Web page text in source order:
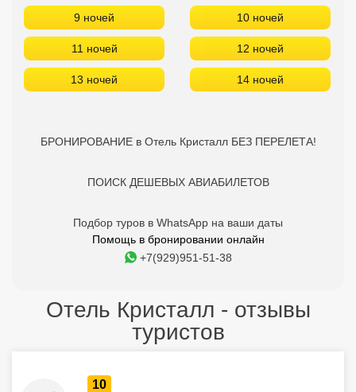
9 ночей 10 ночей
11 ночей 12 ночей
13 ночей 14 ночей
БРОНИРОВАНИЕ в Отель Кристалл БЕЗ ПЕРЕЛЕТА!
ПОИСК ДЕШЕВЫХ АВИАБИЛЕТОВ
Подбор туров в WhatsApp на ваши даты
Помощь в бронировании онлайн
+7(929)951-51-38
Отель Кристалл - отзывы
туристов
10